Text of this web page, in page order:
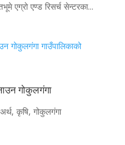
एग्रो एण्ड रिसर्च सेन्टरका...
गोकुलगंगा
अर्थ, कृषि, गोकुलगंगा